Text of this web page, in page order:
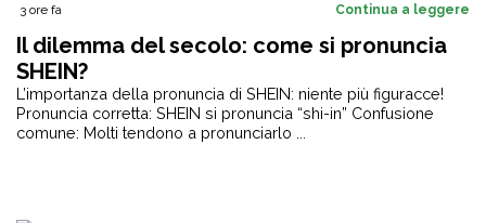
3 ore fa Continua a leggere
Il dilemma del secolo: come si pronuncia
SHEIN?
L’importanza della pronuncia di SHEIN: niente più figuracce!
Pronuncia corretta: SHEIN si pronuncia “shi-in” Confusione
comune: Molti tendono a pronunciarlo ...